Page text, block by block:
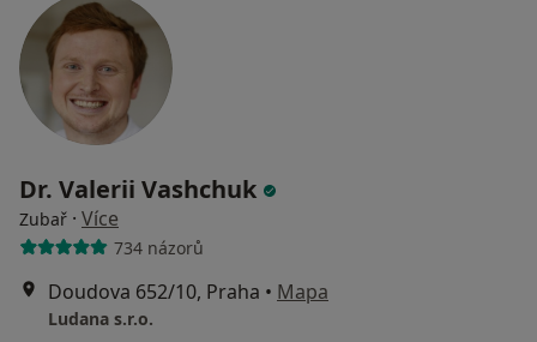
Dr. Valerii Vashchuk
Zubař · Více
734 názorů
Doudova 652/10, Praha • Mapa
Ludana s.r.o.